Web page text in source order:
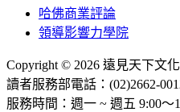
哈佛商業評論
領導影響力學院
Copyright © 2026 遠見天下文
讀者服務部電話：(02)2662-
服務時間：週一 ~ 週五 9:00～